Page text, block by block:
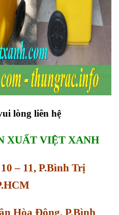
lòng liên hệ
XUẤT VIỆT XANH
– 11, P.Bình Trị